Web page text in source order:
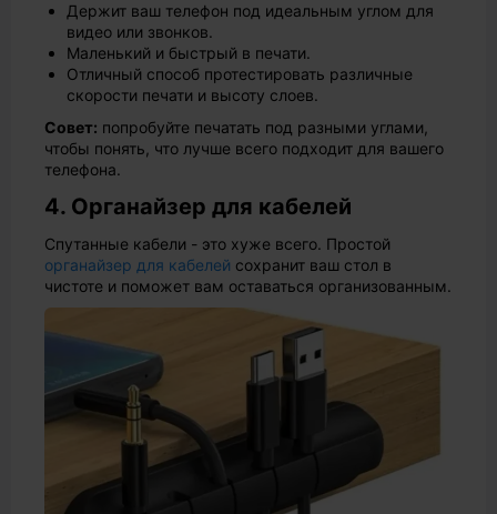
Держит ваш телефон под идеальным углом для
видео или звонков.
Маленький и быстрый в печати.
Отличный способ протестировать различные
скорости печати и высоту слоев.
Совет: попробуйте печатать под разными углами,
чтобы понять, что лучше всего подходит для вашего
телефона.
4. Органайзер для кабелей
Спутанные кабели - это хуже всего. Простой
органайзер для кабелей сохранит ваш стол в
чистоте и поможет вам оставаться организованным.